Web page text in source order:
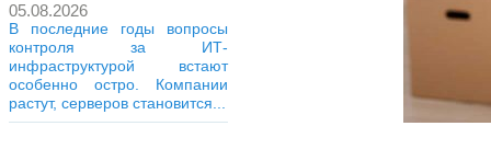
05.08.2026
В последние годы вопросы
контроля за ИТ-
инфраструктурой встают
особенно остро. Компании
растут, серверов становится...